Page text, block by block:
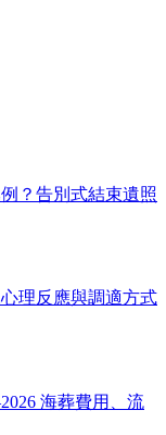
？告別式結束遺照
理反應與調適方式
海葬費用、流